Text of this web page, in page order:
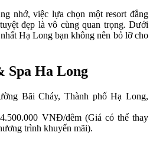
nhớ, việc lựa chọn một resort đẳng
đẹp là vô cùng quan trọng. Dưới
Hạ Long bạn không nên bỏ lỡ cho
Spa Ha Long
Bãi Cháy, Thành phố Hạ Long,
VNĐ/đêm (Giá có thể thay
trình khuyến mãi).